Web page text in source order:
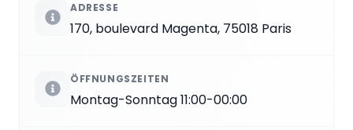
ADRESSE
170, boulevard Magenta, 75018 Paris
ÖFFNUNGSZEITEN
Montag-Sonntag 11:00-00:00